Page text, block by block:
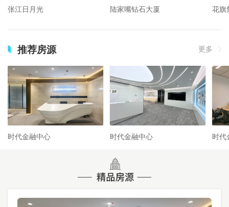
张江日月光 陆家嘴钻石大厦 花旗
推荐房源 更多
时代金融中心 时代金融中心 时代